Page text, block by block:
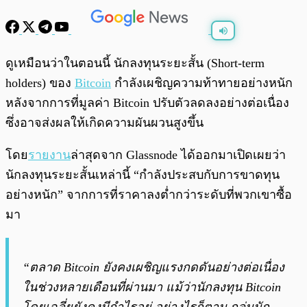
พร้อมเล่น
ดูเหมือนว่าในตอนนี้ นักลงทุนระยะสั้น (Short-term
holders) ของ Bitcoin กำลังเผชิญความท้าทายอย่างหนัก
หลังจากการที่มูลค่า Bitcoin ปรับตัวลดลงอย่างต่อเนื่อง
ซึ่งอาจส่งผลให้เกิดความผันผวนสูงขึ้น
โดยรายงานล่าสุดจาก Glassnode ได้ออกมาเปิดเผยว่า
นักลงทุนระยะสั้นเหล่านี้ “กำลังประสบกับการขาดทุน
อย่างหนัก” จากการที่ราคาลงต่ำกว่าระดับที่พวกเขาซื้อ
มา
“ตลาด Bitcoin ยังคงเผชิญแรงกดดันอย่างต่อเนื่อง
ในช่วงหลายเดือนที่ผ่านมา แม้ว่านักลงทุน Bitcoin